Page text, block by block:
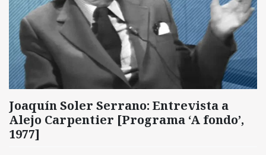
Joaquín Soler Serrano: Entrevista a
Alejo Carpentier [Programa ‘A fondo’,
1977]